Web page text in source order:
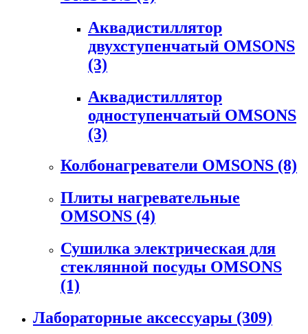
Аквадистиллятор
двухступенчатый OMSONS
(3)
Аквадистиллятор
одноступенчатый OMSONS
(3)
Колбонагреватели OMSONS (8)
Плиты нагревательные
OMSONS (4)
Сушилка электрическая для
стеклянной посуды OMSONS
(1)
Лабораторные аксессуары (309)